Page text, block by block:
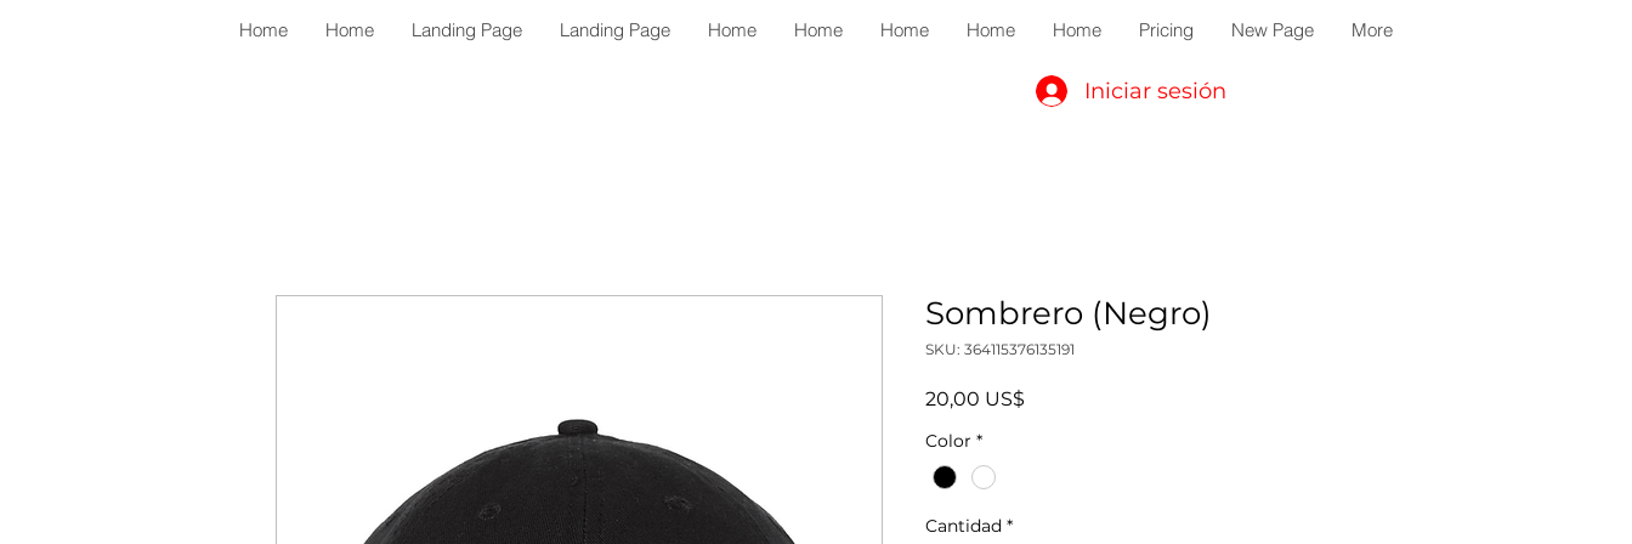
Home Home Landing Page Landing Page Home Home Home Home Home Pricing New Page More
Iniciar sesión
Sombrero (Negro)
SKU: 364115376135191
20,00 US$
Color *
Cantidad *